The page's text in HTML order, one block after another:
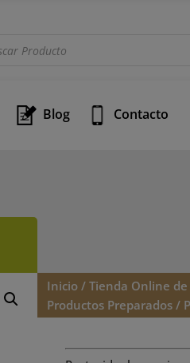
Blog Contacto
Inicio /Tienda Online
Productos Preparados /